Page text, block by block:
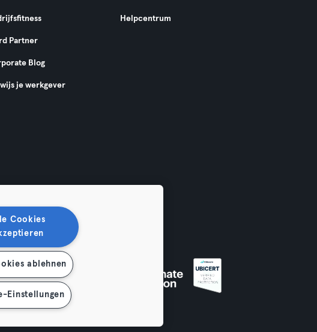
Partner
Blog
je werkgever
Helpcentrum
Cookies
ablehnen
Einstellungen